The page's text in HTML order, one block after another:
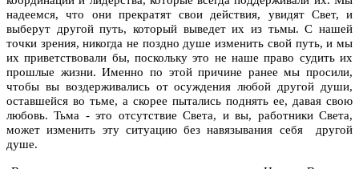
надеемся, что они прекратят свои действия, увидят Свет, и
выберут другой путь, который выведет их из тьмы. С нашей
точки зрения, никогда не поздно душе изменить свой путь, и мы
их приветствовали бы, поскольку это не наше право судить их
прошлые жизни. Именно по этой причине ранее мы просили,
чтобы вы воздерживались от осуждения любой другой души,
оставшейся во тьме, а скорее пытались поднять ее, давая свою
любовь. Тьма - это отсутствие Света, и вы, работники Света,
может изменить эту ситуацию без навязывания себя другой
душе.